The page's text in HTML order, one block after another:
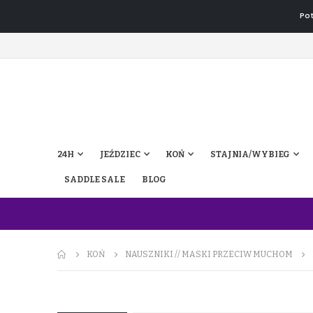
24H JEŹDZIEC KOŃ STAJNIA/WYBIEG
SADDLE SALE BLOG
KOŃ NAUSZNIKI // MASKI PRZECIW MUCHOM